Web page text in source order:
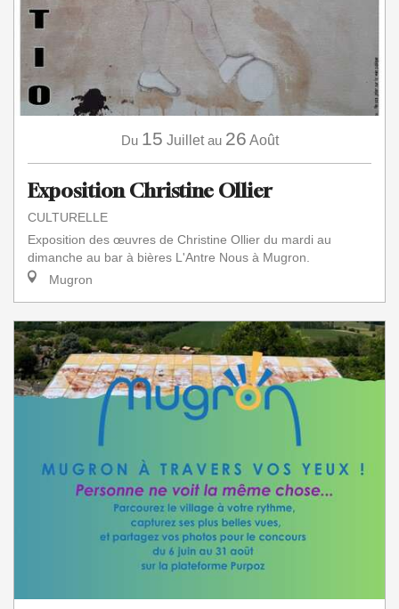
Du 15 Juillet au 26 Août
Exposition Christine Ollier
CULTURELLE
Exposition des œuvres de Christine Ollier du mardi au
dimanche au bar à bières L'Antre Nous à Mugron.
Mugron